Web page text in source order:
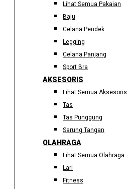
Lihat Semua Pakaian
Baju
Celana Pendek
Legging
Celana Panjang
Sport Bra
AKSESORIS
Lihat Semua Aksesoris
Tas
Tas Punggung
Sarung Tangan
OLAHRAGA
Lihat Semua Olahraga
Lari
Fitness